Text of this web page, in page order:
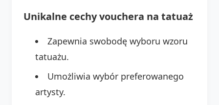
Unikalne cechy vouchera na tatuaż
Zapewnia swobodę wyboru wzoru
tatuażu.
Umożliwia wybór preferowanego
artysty.